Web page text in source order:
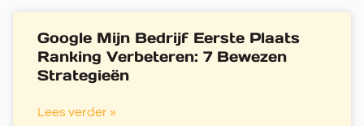
Google Mijn Bedrijf Eerste Plaats
Ranking Verbeteren: 7 Bewezen
Strategieën
Lees verder »